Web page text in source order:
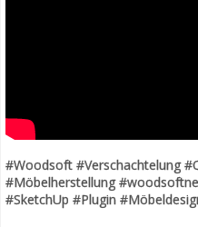
#Woodsoft #Verschachtelung
#Möbelherstellung
#SketchUp #Plugin